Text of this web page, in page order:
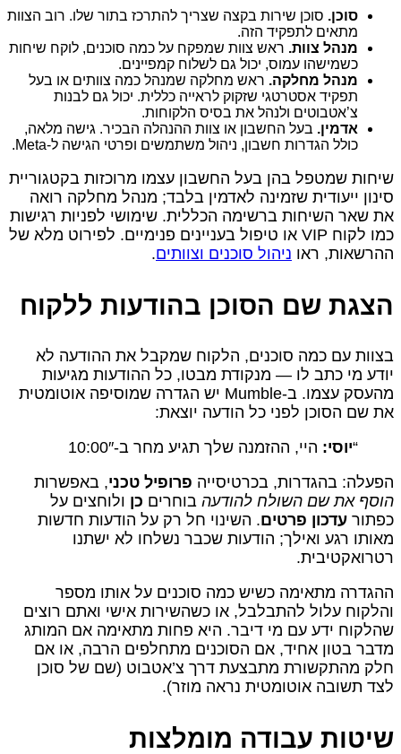
סוכן. סוכן שירות בקצה שצריך להתרכז בתור שלו. רוב הצוות
מתאים לתפקיד הזה.
מנהל צוות. ראש צוות שמפקח על כמה סוכנים, לוקח שיחות
כשמישהו עמוס, יכול גם לשלוח קמפיינים.
מנהל מחלקה. ראש מחלקה שמנהל כמה צוותים או בעל
תפקיד אסטרטגי שזקוק לראייה כללית. יכול גם לבנות
צ’אטבוטים ולנהל את בסיס הלקוחות.
אדמין. בעל החשבון או צוות ההנהלה הבכיר. גישה מלאה,
כולל הגדרות חשבון, ניהול משתמשים ופרטי הגישה ל-Meta.
שיחות שמטפל בהן בעל החשבון עצמו מרוכזות בקטגוריית
סינון ייעודית שזמינה לאדמין בלבד; מנהל מחלקה רואה
את שאר השיחות ברשימה הכללית. שימושי לפניות רגישות
כמו לקוח VIP או טיפול בעניינים פנימיים. לפירוט מלא של
ההרשאות, ראו ניהול סוכנים וצוותים.
הצגת שם הסוכן בהודעות ללקוח
בצוות עם כמה סוכנים, הלקוח שמקבל את ההודעה לא
יודע מי כתב לו — מנקודת מבטו, כל ההודעות מגיעות
מהעסק עצמו. ב-Mumble יש הגדרה שמוסיפה אוטומטית
את שם הסוכן לפני כל הודעה יוצאת:
“יוסי: היי, ההזמנה שלך תגיע מחר ב-10:00″
הפעלה: בהגדרות, בכרטיסייה פרופיל טכני, באפשרות
הוסף את שם השולח להודעה בוחרים כן ולוחצים על
כפתור עדכון פרטים. השינוי חל רק על הודעות חדשות
מאותו רגע ואילך; הודעות שכבר נשלחו לא ישתנו
רטרואקטיבית.
ההגדרה מתאימה כשיש כמה סוכנים על אותו מספר
והלקוח עלול להתבלבל, או כשהשירות אישי ואתם רוצים
שהלקוח ידע עם מי דיבר. היא פחות מתאימה אם המותג
מדבר בטון אחיד, אם הסוכנים מתחלפים הרבה, או אם
חלק מהתקשורת מתבצעת דרך צ’אטבוט (שם של סוכן
לצד תשובה אוטומטית נראה מוזר).
שיטות עבודה מומלצות